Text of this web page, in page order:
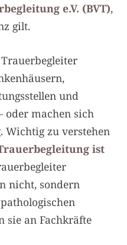
e.V. (BVT),
gilt.
und
oder machen sich
zu verstehen
ist
nicht, sondern
sie an Fachkräfte